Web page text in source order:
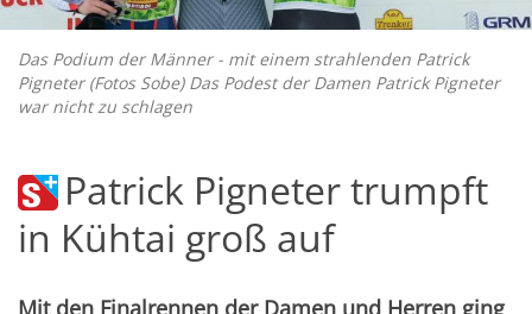
Das Podium der Männer - mit einem strahlenden Patrick
Pigneter (Fotos Sobe) Das Podest der Damen Patrick Pigneter
war nicht zu schlagen
Patrick Pigneter trumpft
in Kühtai groß auf
Mit den Finalrennen der Damen und Herren ging